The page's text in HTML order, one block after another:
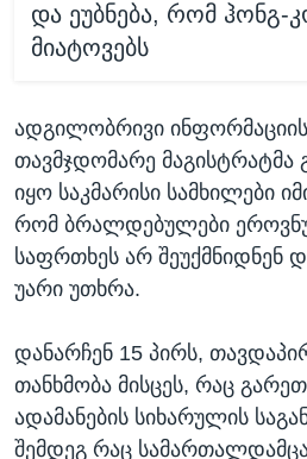
და ეუბნება, რომ ჰონგ-
მიატოვებს
ადგილობრივი
თავმჯდომარე მაგისტრატმა
იყო საკმარისი სამხილები
რომ ბრალდებულები
საფრთხეს არ შეუქმნიდნენ
უარი უთხრა.
დანარჩენ 15 პირს,
თანხმობა მისცეს, რაც
ადამანების სიხარულის
შემდეგ რაც